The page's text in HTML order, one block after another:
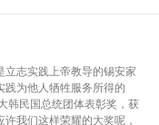
志实践上帝教导的锡安家
为他人牺牲服务所得的
韩民国总统团体表彰奖，获
我们这样荣耀的大奖呢，